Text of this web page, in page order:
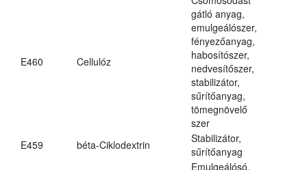
E460 Cellulóz
gátló anyag,
emulgeálószer,
fényezőanyag,
habosítószer,
nedvesítőszer,
stabilizátor,
sűrítőanyag,
tömegnövelő
szer
E459
béta-Ciklodextrin
Stabilizátor,
sűrítőanyag
Emulgeálósó,